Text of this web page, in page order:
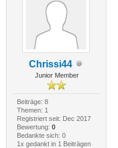
Chrissi44
Junior Member
Beiträge: 8
Themen: 1
Registriert seit: Dec 2017
Bewertung: 0
Bedankte sich: 0
1x gedankt in 1 Beiträgen